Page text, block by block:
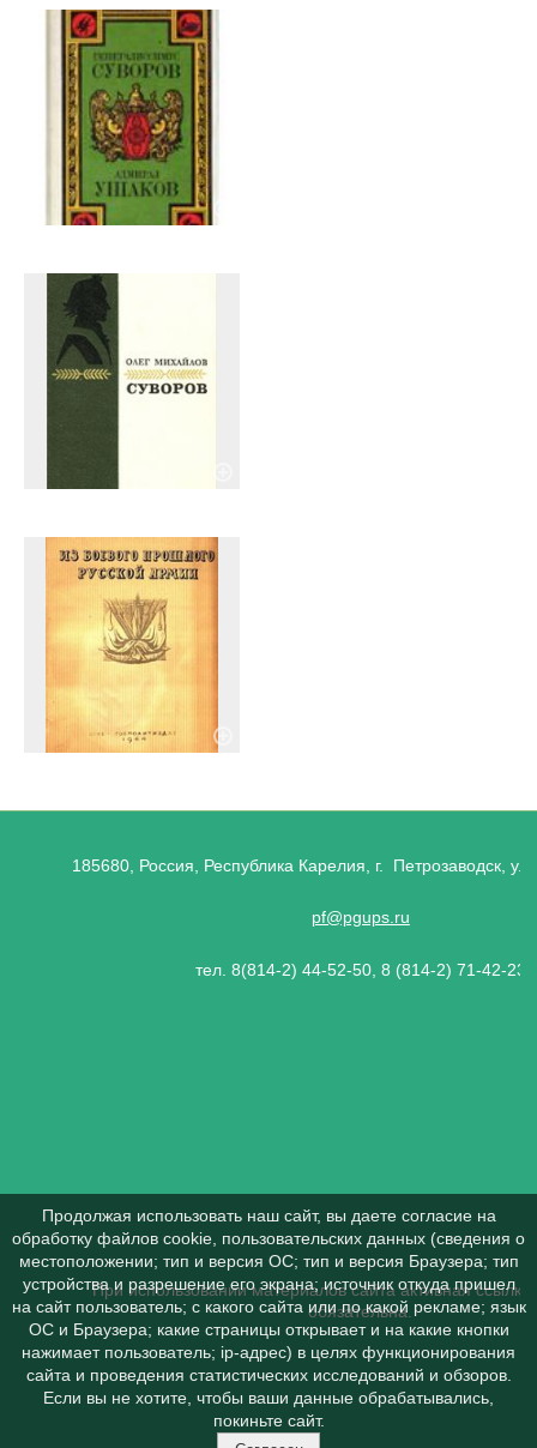
185680, Россия, Республика Карелия, г. Петрозаводск,
pf@pgups.ru
тел. 8(814-2) 44-52-50, 8 (814-2) 71-42-23
При использовании материалов сайта активная ссылка
обязательна.
Продолжая использовать наш сайт, вы даете согласие на
обработку файлов cookie, пользовательских данных (сведения о
местоположении; тип и версия ОС; тип и версия Браузера; тип
устройства и разрешение его экрана; источник откуда пришел
на сайт пользователь; с какого сайта или по какой рекламе; язык
ОС и Браузера; какие страницы открывает и на какие кнопки
нажимает пользователь; ip-адрес) в целях функционирования
сайта и проведения статистических исследований и обзоров.
Если вы не хотите, чтобы ваши данные обрабатывались,
покиньте сайт.